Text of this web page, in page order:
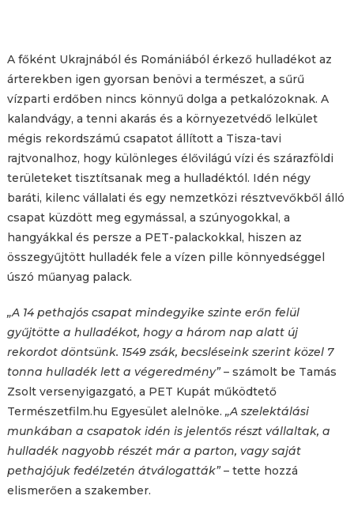
A főként Ukrajnából és Romániából érkező hulladékot az
árterekben igen gyorsan benövi a természet, a sűrű
vízparti erdőben nincs könnyű dolga a petkalózoknak. A
kalandvágy, a tenni akarás és a környezetvédő lelkület
mégis rekordszámú csapatot állított a Tisza-tavi
rajtvonalhoz, hogy különleges élővilágú vízi és szárazföldi
területeket tisztítsanak meg a hulladéktól. Idén négy
baráti, kilenc vállalati és egy nemzetközi résztvevőkből álló
csapat küzdött meg egymással, a szúnyogokkal, a
hangyákkal és persze a PET-palackokkal, hiszen az
összegyűjtött hulladék fele a vízen pille könnyedséggel
úszó műanyag palack.
„A 14 pethajós csapat mindegyike szinte erőn felül
gyűjtötte a hulladékot, hogy a három nap alatt új
rekordot döntsünk. 1549 zsák, becsléseink szerint közel 7
tonna hulladék lett a végeredmény”– számolt be Tamás
Zsolt versenyigazgató, a PET Kupát működtető
Természetfilm.hu Egyesület alelnöke. „A szelektálási
munkában a csapatok idén is jelentős részt vállaltak, a
hulladék nagyobb részét már a parton, vagy saját
pethajójuk fedélzetén átválogatták”– tette hozzá
elismerően a szakember.